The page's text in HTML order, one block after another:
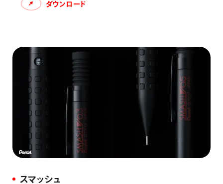
ダウンロード
スマッシュ